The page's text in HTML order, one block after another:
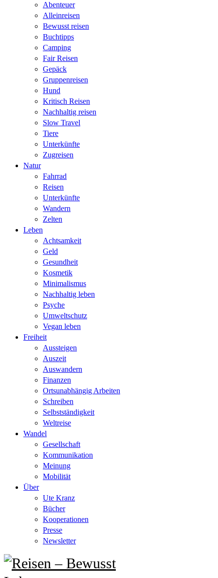
Abenteuer
Alleinreisen
Bewusst reisen
Buchtipps
Camping
Fair Reisen
Gepäck
Gruppenreisen
Hund
Kritisch Reisen
Nachhaltig reisen
Slow Travel
Tiere
Unterkünfte
Zugreisen
Natur
Fahrrad
Reisen
Unterkünfte
Wandern
Zelten
Leben
Achtsamkeit
Geld
Gesundheit
Kosmetik
Minimalismus
Nachhaltig leben
Psyche
Umweltschutz
Vegan leben
Freiheit
Aussteigen
Auszeit
Auswandern
Finanzen
Ortsunabhängig Arbeiten
Schreiben
Selbstständigkeit
Weltreise
Wandel
Gesellschaft
Kommunikation
Meinung
Mobilität
Über
Ute Kranz
Bücher
Kooperationen
Presse
Newsletter